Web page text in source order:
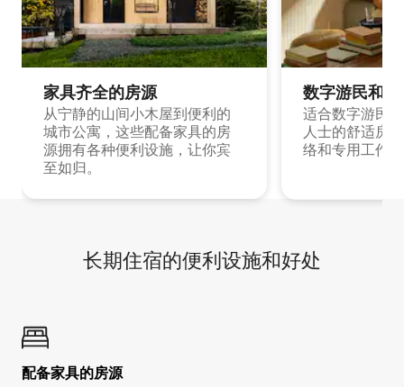
家具齐全的房源
从宁静的山间小木屋到便利的
城市公寓，这些配备家具的房
源拥有各种便利设施，让你宾
至如归。
数字游民和
适合数字游民
人士的舒适房
络和专用工作
长期住宿的便利设施和好处
配备家具的房源